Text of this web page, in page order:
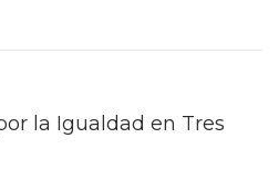
la Igualdad en Tres